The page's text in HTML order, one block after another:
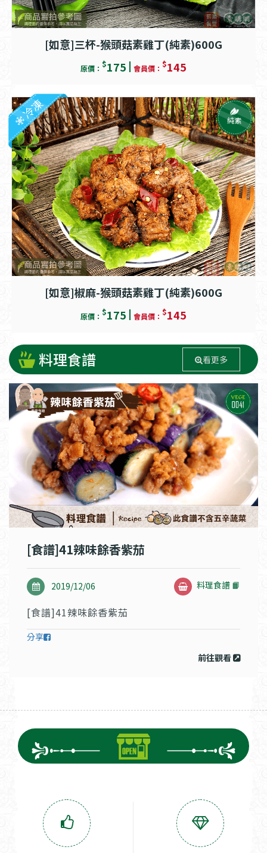
[如意]三杯-猴頭菇素雞丁(純素)600G
原價： $175 會員價： $145
[如意]椒麻-猴頭菇素雞丁(純素)600G
原價： $175 會員價： $145
冷凍 純素
料理食譜 看更多
[食譜]41辣味餘香紫茄
2019/12/06 料理食譜 📙
[食譜]41辣味餘香紫茄
分享
前往觀看